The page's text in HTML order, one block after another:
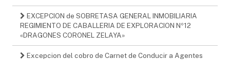
EXCEPCION de SOBRETASA GENERAL INMOBILIARIA
REGIMIENTO DE CABALLERIA DE EXPLORACION Nº12
«DRAGONES CORONEL ZELAYA»
Excepcion del cobro de Carnet de Conducir a Agentes